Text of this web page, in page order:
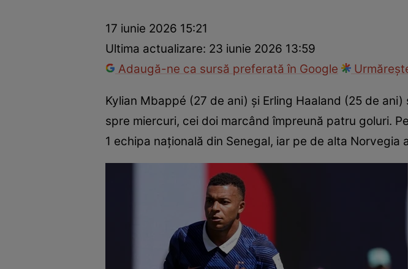
17 iunie 2026 15:21
Ultima actualizare: 23 iunie 2026 13:59
Adaugă-ne ca sursă preferată în Google
Kylian Mbappé (27 de ani) și Erling Haaland (25 de
spre miercuri, cei doi marcând împreună patru goluri.
1 echipa naţională din Senegal, iar pe de alta